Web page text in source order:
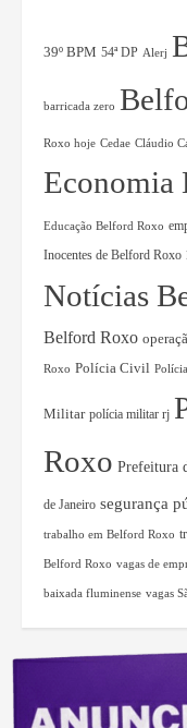
39º BPM 54ª DP Alerj
barricada zero
Roxo hoje Cedae Cláudio
Economia
Educação Belford Roxo
Inocentes de Belford Roxo
Notícias
Belford Roxo
Roxo Polícia Civil
Militar polícia militar rj
Roxo Prefeitura
de Janeiro segurança
trabalho em Belford Roxo
Belford Roxo vagas de
baixada fluminense vagas